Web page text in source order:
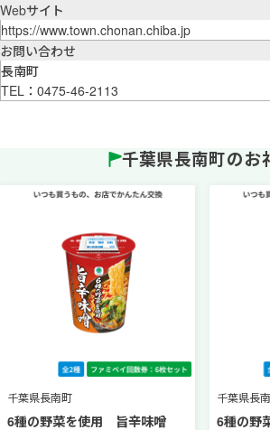
Webサイト
https://www.town.chonan.chiba.jp
お問い合わせ
長南町
TEL：0475-46-2113
千葉県長南町のお
千葉県長南町
6種の野菜を使用 旨辛味噌
千葉県長
6種の野